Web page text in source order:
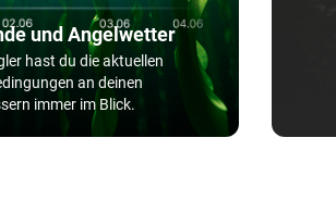
und Angelwetter
hast du die aktuellen
an deinen
immer im Blick.